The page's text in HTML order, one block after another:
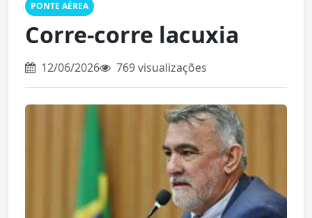
PONTE AÉREA
Corre-corre lacuxia
12/06/2026 769 visualizações